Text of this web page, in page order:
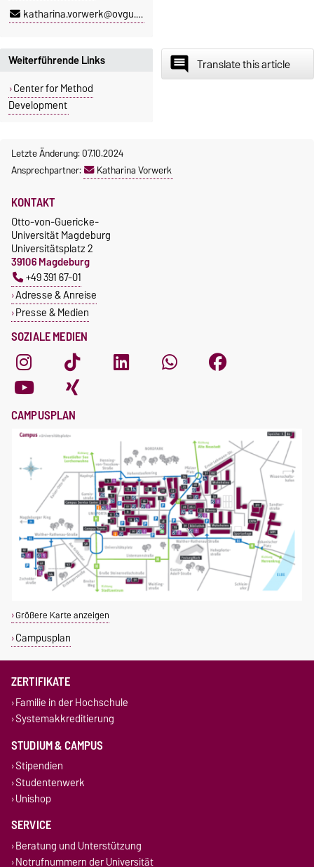
katharina.vorwerk@ovgu.de
Weiterführende Links
Center for Method
Development
insert_comment Translate this article
Letzte Änderung: 07.10.2024
Ansprechpartner:
Katharina Vorwerk
SOZIALE MEDIEN
KONTAKT
Otto-von-Guericke-
Universität Magdeburg
Universitätsplatz 2
39106 Magdeburg
+49 391 67-01
Adresse & Anreise
Presse & Medien
CAMPUSPLAN
Größere Karte anzeigen
Campusplan
ZERTIFIKATE
Familie in der Hochschule
Systemakkreditierung
STUDIUM & CAMPUS
Stipendien
Studentenwerk
Unishop
SERVICE
Beratung und Unterstützung
Notrufnummern der Universität